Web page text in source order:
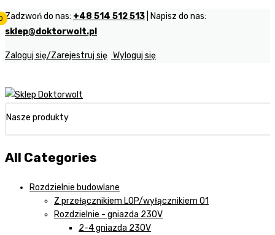
Zadzwoń do nas: +48 514 512 513 | Napisz do nas:
sklep@doktorwolt.pl
Zaloguj się/Zarejestruj się Wyloguj się
Nasze produkty
All Categories
Rozdzielnie budowlane
Z przełącznikiem LOP/wyłącznikiem 01
Rozdzielnie - gniazda 230V
2-4 gniazda 230V